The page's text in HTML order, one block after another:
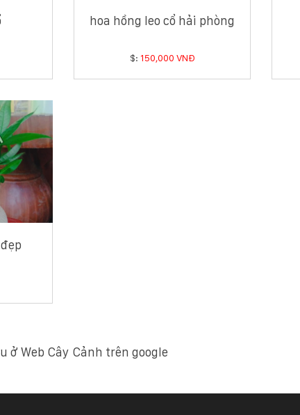
hoa hồng leo cổ hải phòng
$: 150,000 VNĐ
ở Web Cây Cảnh trên google